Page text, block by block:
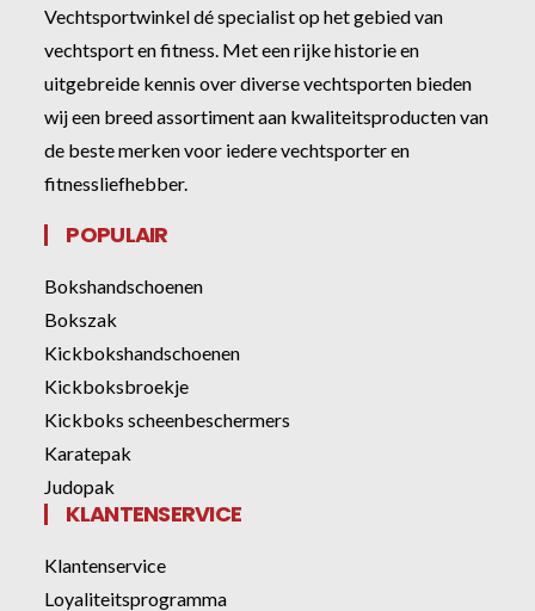
Vechtsportwinkel dé specialist op het gebied van
vechtsport en fitness. Met een rijke historie en
uitgebreide kennis over diverse vechtsporten bieden
wij een breed assortiment aan kwaliteitsproducten van
de beste merken voor iedere vechtsporter en
fitnessliefhebber.
POPULAIR
Bokshandschoenen
Bokszak
Kickbokshandschoenen
Kickboksbroekje
Kickboks scheenbeschermers
Karatepak
Judopak
KLANTENSERVICE
Klantenservice
Loyaliteitsprogramma